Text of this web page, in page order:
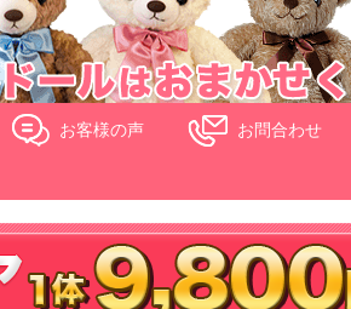
お客様の声 お問合わせ